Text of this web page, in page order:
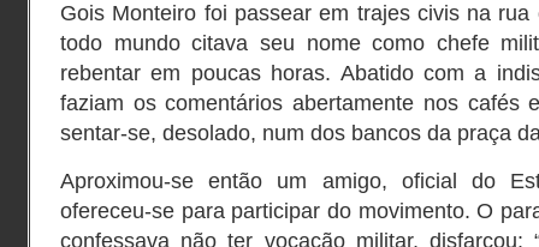
Gois Monteiro foi passear em trajes civis na
todo mundo citava seu nome como chefe
rebentar em poucas horas. Abatido com a
faziam os comentários abertamente nos cafés
sentar-se, desolado, num dos bancos da praça
Aproximou-se então um amigo, oficial do
ofereceu-se para participar do movimento. O
confessava não ter vocação militar, disfarçou: